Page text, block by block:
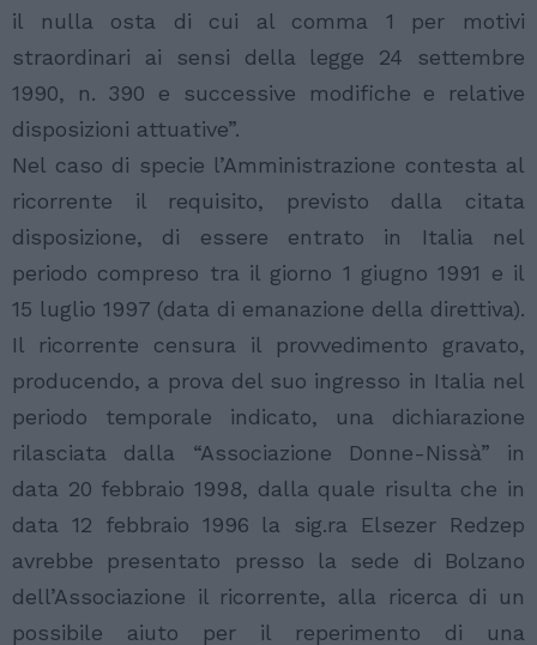
il nulla osta di cui al comma 1 per motivi
straordinari ai sensi della legge 24 settembre
1990, n. 390 e successive modifiche e relative
disposizioni attuative”.
Nel caso di specie l’Amministrazione contesta al
ricorrente il requisito, previsto dalla citata
disposizione, di essere entrato in Italia nel
periodo compreso tra il giorno 1 giugno 1991 e il
15 luglio 1997 (data di emanazione della direttiva).
Il ricorrente censura il provvedimento gravato,
producendo, a prova del suo ingresso in Italia nel
periodo temporale indicato, una dichiarazione
rilasciata dalla “Associazione Donne-Nissà” in
data 20 febbraio 1998, dalla quale risulta che in
data 12 febbraio 1996 la sig.ra Elsezer Redzep
avrebbe presentato presso la sede di Bolzano
dell’Associazione il ricorrente, alla ricerca di un
possibile aiuto per il reperimento di una